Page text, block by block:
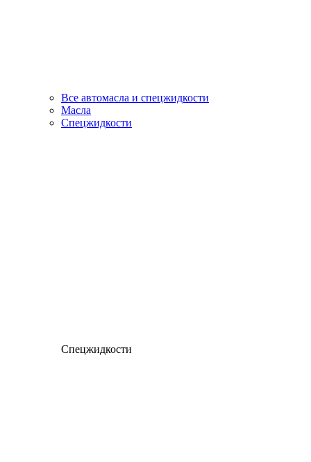
Все автомасла и спецжидкости
Масла
Спецжидкости
Спецжидкости